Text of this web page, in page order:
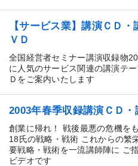
【サービス業】講演ＣＤ
ＶＤ
全国経営者セミナー講演収録物
に人気のサービス関連の講演テ
Ｄをご案内いたします
2003年春季収録講演ＣＤ
創業に帰れ！ 戦後最悪の危機を
18氏の戦略・戦術 これからの繁
要戦略・戦術を一流講師陣に ご
ビデオです